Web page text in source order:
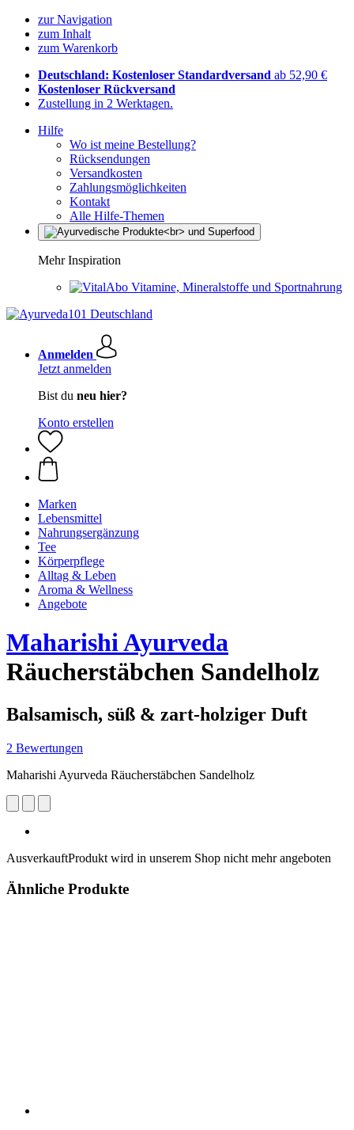
zur Navigation
zum Inhalt
zum Warenkorb
Deutschland: Kostenloser Standardversand ab 52,90 €
Kostenloser Rückversand
Zustellung in 2 Werktagen.
Hilfe
Wo ist meine Bestellung?
Rücksendungen
Versandkosten
Zahlungsmöglichkeiten
Kontakt
Alle Hilfe-Themen
Mehr Inspiration
Vitamine, Mineralstoffe und Sportnahrung
Anmelden
Jetzt anmelden
Bist du neu hier?
Konto erstellen
Marken
Lebensmittel
Nahrungsergänzung
Tee
Körperpflege
Alltag & Leben
Aroma & Wellness
Angebote
Maharishi Ayurveda
Räucherstäbchen Sandelholz
Balsamisch, süß & zart-holziger Duft
2 Bewertungen
Maharishi Ayurveda Räucherstäbchen Sandelholz
AusverkauftProdukt wird in unserem Shop nicht mehr angeboten
Ähnliche Produkte